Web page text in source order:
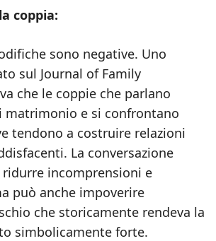
coppia:
sono negative. Uno
sul Journal of Family
che le coppie che parlano
matrimonio e si confrontano
tendono a costruire relazioni
La conversazione
incomprensioni e
può anche impoverire
che storicamente rendeva la
simbolicamente forte.